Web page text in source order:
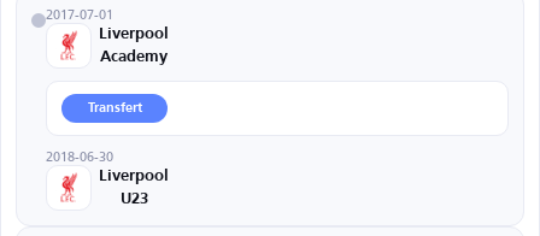
2017-07-01
Liverpool
Academy
Transfert
2018-06-30
Liverpool
U23